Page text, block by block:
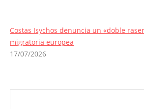
Costas Isychos denuncia un «doble
migratoria europea
17/07/2026